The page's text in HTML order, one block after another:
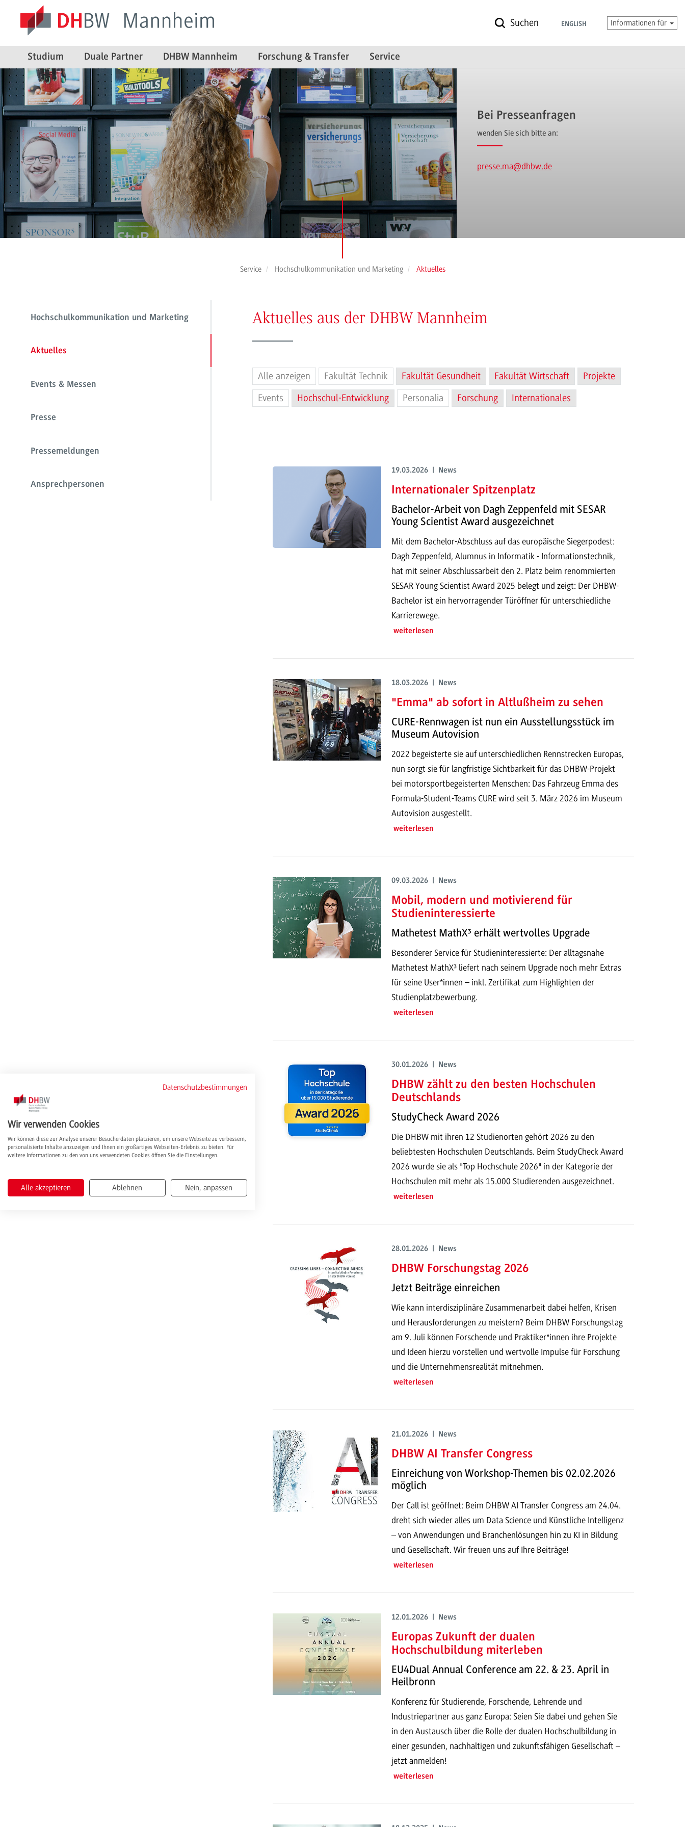
Suchen ENGLISH Informationen für
Studium Duale Partner DHBW Mannheim Forschung & Transfer Service
Bei Presseanfragen
wenden Sie sich bitte an:
presse.ma@dhbw.de
Service Hochschulkommunikation und Marketing Aktuelles
Hochschulkommunikation und Marketing
Aktuelles
Events & Messen
Presse
Pressemeldungen
Ansprechpersonen
Aktuelles aus der DHBW Mannheim
Alle anzeigen Fakultät Technik Fakultät Gesundheit Fakultät Wirtschaft
Projekte
Events
Hochschul-Entwicklung Personalia Forschung Internationales
19.03.2026 | News
Internationaler Spitzenplatz
Bachelor-Arbeit von Dagh Zeppenfeld mit SESAR
Young Scientist Award ausgezeichnet
Mit dem Bachelor-Abschluss auf das europäische Siegerpodest:
Dagh Zeppenfeld, Alumnus in Informatik - Informationstechnik,
hat mit seiner Abschlussarbeit den 2. Platz beim renommierten
SESAR Young Scientist Award 2025 belegt und zeigt: Der DHBW-
Bachelor ist ein hervorragender Türöffner für unterschiedliche
Karrierewege.
weiterlesen
18.03.2026 | News
"Emma" ab sofort in Altlußheim zu sehen
CURE-Rennwagen ist nun ein Ausstellungsstück im
Museum Autovision
2022 begeisterte sie auf unterschiedlichen Rennstrecken Europas,
nun sorgt sie für langfristige Sichtbarkeit für das DHBW-Projekt
bei motorsportbegeisterten Menschen: Das Fahrzeug Emma des
Formula-Student-Teams CURE wird seit 3. März 2026 im Museum
Autovision ausgestellt.
weiterlesen
09.03.2026 | News
Mobil, modern und motivierend für
Studieninteressierte
Mathetest MathX³ erhält wertvolles Upgrade
Besonderer Service für Studieninteressierte: Der alltagsnahe
Mathetest MathX³ liefert nach seinem Upgrade noch mehr Extras
für seine User*innen – inkl. Zertifikat zum Highlighten der
Studienplatzbewerbung.
weiterlesen
30.01.2026 | News
DHBW zählt zu den besten Hochschulen
Deutschlands
StudyCheck Award 2026
Die DHBW mit ihren 12 Studienorten gehört 2026 zu den
beliebtesten Hochschulen Deutschlands. Beim StudyCheck Award
2026 wurde sie als "Top Hochschule 2026" in der Kategorie der
Hochschulen mit mehr als 15.000 Studierenden ausgezeichnet.
weiterlesen
28.01.2026 | News
DHBW Forschungstag 2026
Jetzt Beiträge einreichen
Wie kann interdisziplinäre Zusammenarbeit dabei helfen, Krisen
und Herausforderungen zu meistern? Beim DHBW Forschungstag
am 9. Juli können Forschende und Praktiker*innen ihre Projekte
und Ideen hierzu vorstellen und wertvolle Impulse für Forschung
und die Unternehmensrealität mitnehmen.
weiterlesen
21.01.2026 | News
DHBW AI Transfer Congress
Einreichung von Workshop-Themen bis 02.02.2026
möglich
Der Call ist geöffnet: Beim DHBW AI Transfer Congress am 24.04.
dreht sich wieder alles um Data Science und Künstliche Intelligenz
– von Anwendungen und Branchenlösungen hin zu KI in Bildung
und Gesellschaft. Wir freuen uns auf Ihre Beiträge!
weiterlesen
12.01.2026 | News
Europas Zukunft der dualen
Hochschulbildung miterleben
EU4Dual Annual Conference am 22. & 23. April in
Heilbronn
Konferenz für Studierende, Forschende, Lehrende und
Industriepartner aus ganz Europa: Seien Sie dabei und gehen Sie
in den Austausch über die Rolle der dualen Hochschulbildung in
einer gesunden, nachhaltigen und zukunftsfähigen Gesellschaft –
jetzt anmelden!
weiterlesen
Datenschutzbestimmungen
Wir verwenden Cookies
Wir können diese zur Analyse unserer Besucherdaten platzieren, um unsere Webseite zu verbessern,
personalisierte Inhalte anzuzeigen und Ihnen ein großartiges Webseiten-Erlebnis zu bieten. Für
weitere Informationen zu den von uns verwendeten Cookies öffnen Sie die Einstellungen.
Alle akzeptieren Ablehnen Nein, anpassen